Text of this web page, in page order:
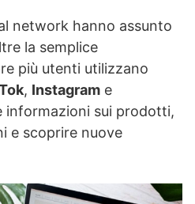
network hanno assunto
la semplice
più utenti utilizzano
, Instagram e
informazioni sui prodotti,
e scoprire nuove